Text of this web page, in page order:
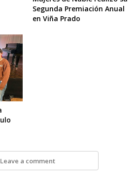
Segunda Premiación Anual
en Viña Prado
Leave a comment